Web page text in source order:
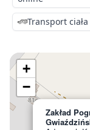
Transport ciała
Zakład
+
−